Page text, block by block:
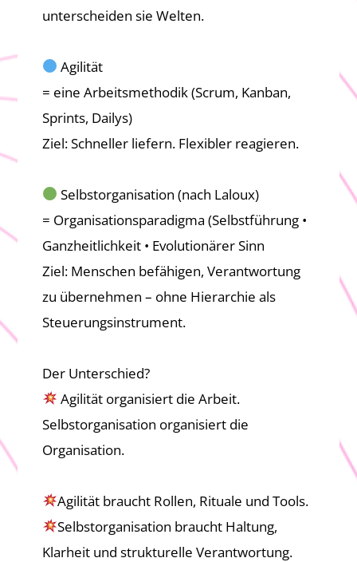
unterscheiden sie Welten.
Agilität
= eine Arbeitsmethodik (Scrum, Kanban,
Sprints, Dailys)
Ziel: Schneller liefern. Flexibler reagieren.
Selbstorganisation (nach Laloux)
= Organisationsparadigma (Selbstführung •
Ganzheitlichkeit • Evolutionärer Sinn
Ziel: Menschen befähigen, Verantwortung
zu übernehmen – ohne Hierarchie als
Steuerungsinstrument.
Der Unterschied?
Agilität organisiert die Arbeit.
Selbstorganisation organisiert die
Organisation.
Agilität braucht Rollen, Rituale und Tools.
Selbstorganisation braucht Haltung,
Klarheit und strukturelle Verantwortung.